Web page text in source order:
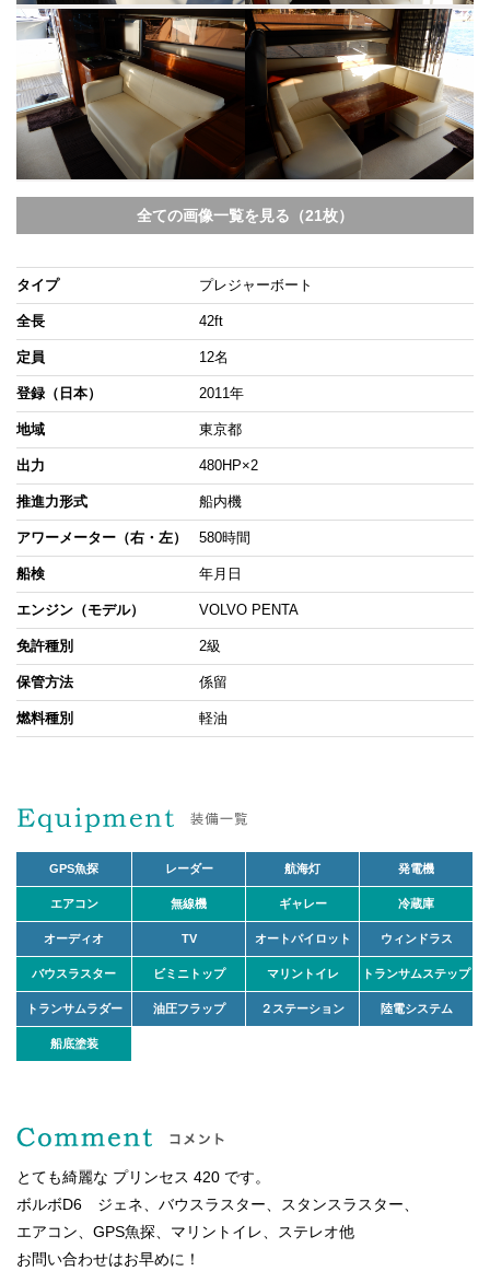
全ての画像一覧を見る（21枚）
タイプ プレジャーボート
全長 42ft
定員 12名
登録（日本） 2011年
地域 東京都
出力 480HP×2
推進力形式 船内機
アワーメーター（右・左） 580時間
船検 年月日
エンジン（モデル） VOLVO PENTA
免許種別 2級
保管方法 係留
燃料種別 軽油
GPS魚探 レーダー 航海灯 発電機
エアコン 無線機 ギャレー 冷蔵庫
オーディオ TV オートパイロット ウィンドラス
バウスラスター ビミニトップ マリントイレ トランサムステップ
トランサムラダー 油圧フラップ ２ステーション 陸電システム
船底塗装
とても綺麗な プリンセス 420 です。
ボルボD6 ジェネ、バウスラスター、スタンスラスター、
エアコン、GPS魚探、マリントイレ、ステレオ他
お問い合わせはお早めに！